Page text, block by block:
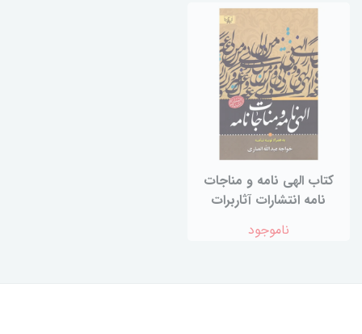
کتاب الهی نامه و مناجات
نامه انتشارات آثاربرات
ناموجود